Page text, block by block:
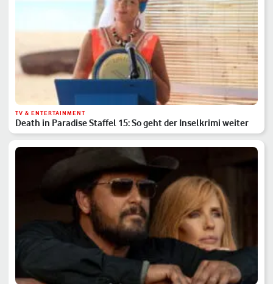
TV & ENTERTAINMENT
Death in Paradise Staffel 15: So geht der Inselkrimi weiter